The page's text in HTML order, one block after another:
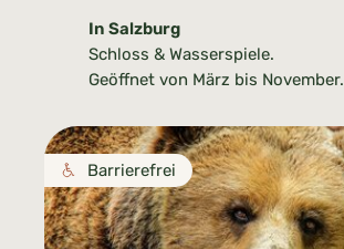
In Salzburg
Schloss & Wasserspiele.
Geöffnet von März bis November.
Barrierefrei